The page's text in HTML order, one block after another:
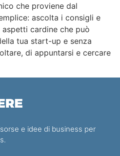
che proviene dal
ascolta i consigli e
cardine che può
tua start-up e senza
di appuntarsi e cercare
e idee di business per